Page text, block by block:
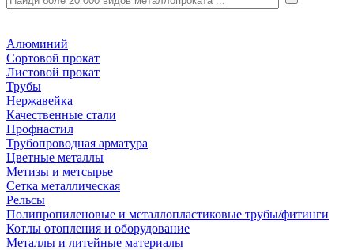
Алюминий
Сортовой прокат
Листовой прокат
Трубы
Нержавейка
Качественные стали
Профнастил
Трубопроводная арматура
Цветные металлы
Метизы и метсырье
Сетка металлическая
Рельсы
Полипропиленовые и металлопластиковые трубы/фитинги
Котлы отопления и оборудование
Металлы и литейные материалы